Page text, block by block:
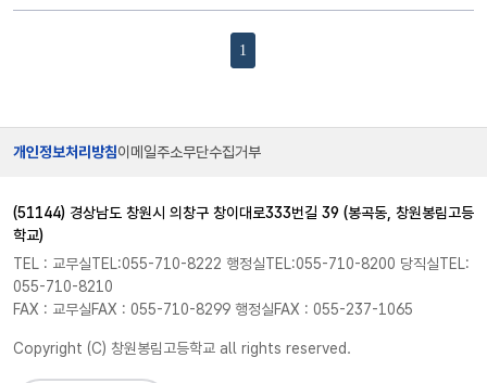
1
개인정보처리방침이메일주소무단수집거부
(51144) 경상남도 창원시 의창구 창이대로333번길 39 (봉곡동, 창원봉림고등
학교)
TEL : 교무실TEL:055-710-8222 행정실TEL:055-710-8200 당직실TEL:
055-710-8210
FAX : 교무실FAX : 055-710-8299 행정실FAX : 055-237-1065
Copyright (C) 창원봉림고등학교 all rights reserved.